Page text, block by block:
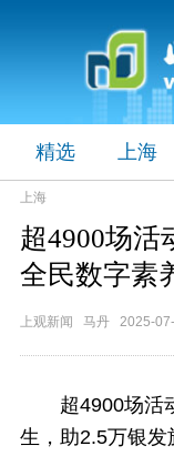
精选 上海
上海
超4900场活
全民数字素
上观新闻 马丹 2025-
超4900场活
生， 助2.5万银发